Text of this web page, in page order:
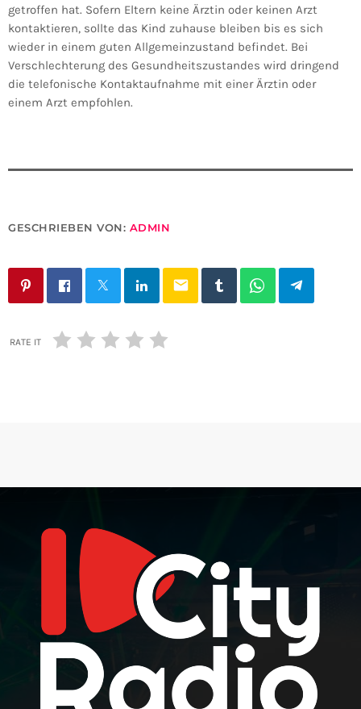
getroffen hat. Sofern Eltern keine Ärztin oder keinen Arzt
kontaktieren, sollte das Kind zuhause bleiben bis es sich
wieder in einem guten Allgemeinzustand befindet. Bei
Verschlechterung des Gesundheitszustandes wird dringend
die telefonische Kontaktaufnahme mit einer Ärztin oder
einem Arzt empfohlen.
GESCHRIEBEN VON: ADMIN
email
RATE IT